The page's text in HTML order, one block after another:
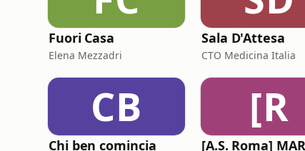
Fuori Casa
Elena Mezzadri
Sala D'Attesa
CTO Medicina Italia
CB
Chi ben comincia
[R